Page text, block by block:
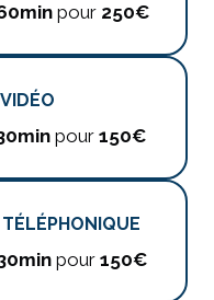
pour 250€
pour 150€
pour 150€